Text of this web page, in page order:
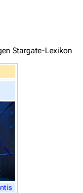
Stargate-Lexikon